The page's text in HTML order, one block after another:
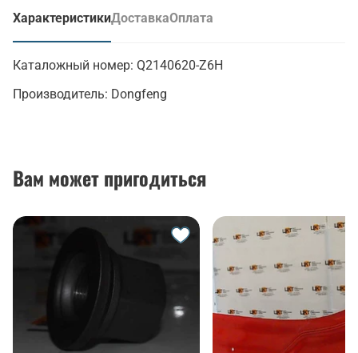
Характеристики
(активная вкладка)
ДоставкаОплата
Каталожный номер: Q2140620-Z6H
Производитель: Dongfeng
Вам может пригодиться